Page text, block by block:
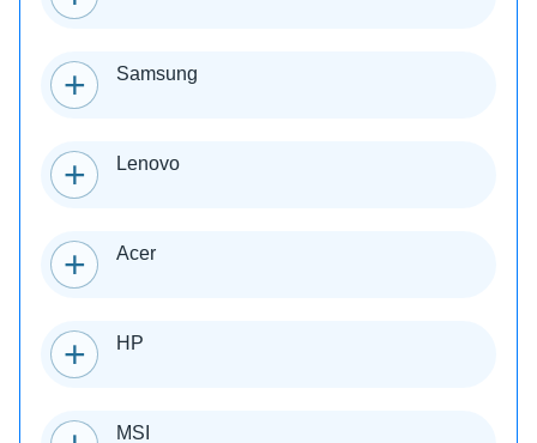
Samsung
Lenovo
Acer
HP
MSI